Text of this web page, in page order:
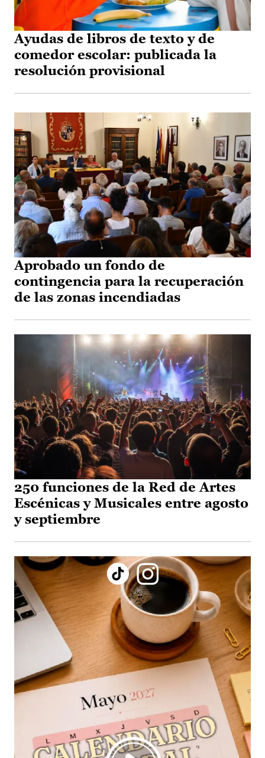
Ayudas de libros de texto y de
comedor escolar: publicada la
resolución provisional
Aprobado un fondo de
contingencia para la recuperación
de las zonas incendiadas
250 funciones de la Red de Artes
Escénicas y Musicales entre agosto
y septiembre